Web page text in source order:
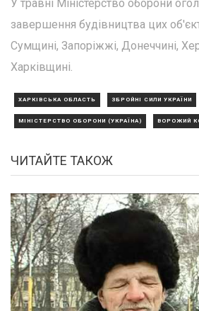
У травні Міністерство оборони
завершення будівництва цих
Сумщині, Запоріжжі, Донеччині,
Харківщині.
ХАРКІВСЬКА ОБЛАСТЬ ЗБРОЙНІ СИЛИ УКРАЇНИ
МІНІСТЕРСТВО ОБОРОНИ (УКРАЇНА) ВОРОЖИЙ
ЧИТАЙТЕ ТАКОЖ